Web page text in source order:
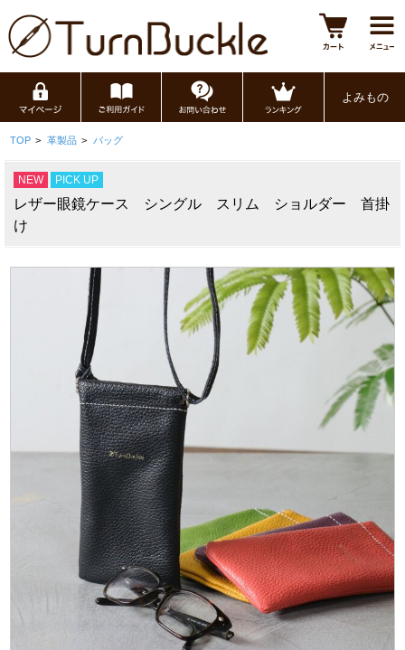
よみもの
TOP > 革製品 > バッグ
NEW PICK UP
レザー眼鏡ケース シングル スリム ショルダー 首掛
け